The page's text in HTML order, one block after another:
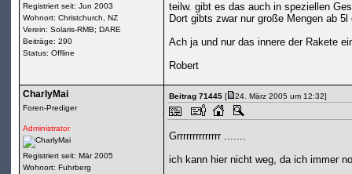
Registriert seit: Jun 2003
Wohnort: Christchurch, NZ
Verein: Solaris-RMB; DARE
Beiträge: 290
Status: Offline
teilw. gibt es das auch in speziellen
Dort gibts zwar nur große Mengen ab
Ach ja und nur das innere der Rakete
Robert
CharlyMai
Foren-Prediger
Administrator
Registriert seit: Mär 2005
Wohnort: Fuhrberg
Beitrag 71445[ 24. März 2005 um 12:32]
Grrrrrrrrrrrrrr .......
ich kann hier nicht weg, da ich immer